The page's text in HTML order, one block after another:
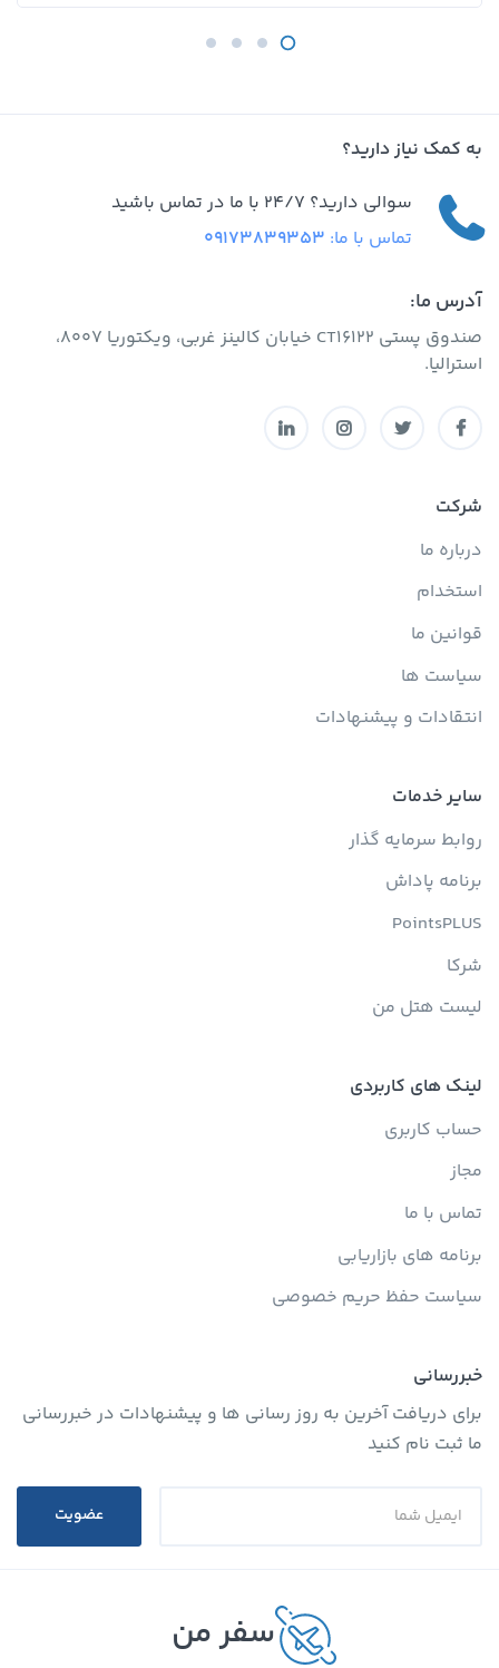
به کمک نیاز دارید؟
سوالی دارید؟ 24/7 با ما در تماس باشید
تماس با ما: 09173839353
آدرس ما:
صندوق پستی CT16122 خیابان کالینز غربی، ویکتوریا 8007،
استرالیا.
شرکت
درباره ما
استخدام
قوانین ما
سیاست ها
انتقادات و پیشنهادات
سایر خدمات
روابط سرمایه گذار
برنامه پاداش
PointsPLUS
شرکا
لیست هتل من
لینک های کاربردی
حساب کاربری
مجاز
تماس با ما
برنامه های بازاریابی
سیاست حفظ حریم خصوصی
خبررسانی
برای دریافت آخرین به روز رسانی ها و پیشنهادات در خبررسانی
ما ثبت نام کنید
عضویت
سفر من